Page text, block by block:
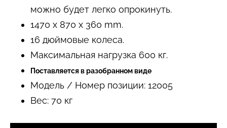
можно будет легко опрокинуть.
1470 x 870 x 360 mm.
16 дюймовые колеса.
Максимальная нагрузка 600 кг.
Поставляется в разобранном виде
Модель / Номер позиции: 12005
Вес: 70 кг